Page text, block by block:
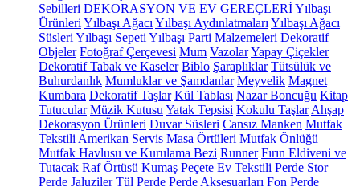
Sebilleri DEKORASYON VE EV GEREÇLERİYılbaşı
Ürünleri Yılbaşı Ağacı Yılbaşı Aydınlatmaları Yılbaşı Ağacı
Süsleri Yılbaşı Sepeti Yılbaşı Parti Malzemeleri Dekoratif
Objeler Fotoğraf Çerçevesi Mum VazolarYapay Çiçekler
Dekoratif Tabak ve Kaseler Biblo Şaraplıklar Tütsülük ve
Buhurdanlık Mumluklar ve Şamdanlar Meyvelik Magnet
Kumbara Dekoratif Taşlar Kül Tablası Nazar Boncuğu Kitap
Tutucular Müzik Kutusu Yatak Tepsisi Kokulu Taşlar Ahşap
Dekorasyon Ürünleri Duvar Süsleri Cansız Manken Mutfak
Tekstili Amerikan Servis Masa Örtüleri Mutfak Önlüğü
Mutfak Havlusu ve Kurulama Bezi Runner Fırın Eldiveni ve
Tutacak Raf Örtüsü Kumaş Peçete Ev Tekstili Perde Stor
Perde Jaluziler Tül Perde Perde Aksesuarları Fon Perde